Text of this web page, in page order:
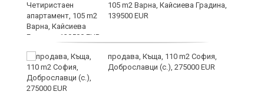
105 m2 Варна, Кайсиева Градина,
139500 EUR
продава, Къща, 110 m2 София,
Доброславци (с.), 275000 EUR